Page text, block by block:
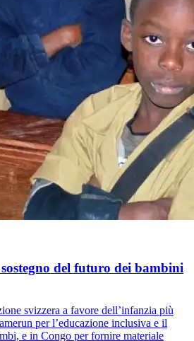
del futuro dei bambini
svizzera a favore dell’infanzia più
per l’educazione inclusiva e il
e in Congo per fornire materiale